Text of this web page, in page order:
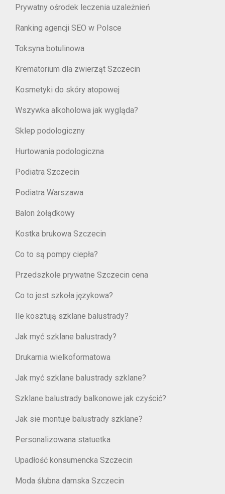
Prywatny ośrodek leczenia uzależnień
Ranking agencji SEO w Polsce
Toksyna botulinowa
Krematorium dla zwierząt Szczecin
Kosmetyki do skóry atopowej
Wszywka alkoholowa jak wygląda?
Sklep podologiczny
Hurtowania podologiczna
Podiatra Szczecin
Podiatra Warszawa
Balon żołądkowy
Kostka brukowa Szczecin
Co to są pompy ciepła?
Przedszkole prywatne Szczecin cena
Co to jest szkoła językowa?
Ile kosztują szklane balustrady?
Jak myć szklane balustrady?
Drukarnia wielkoformatowa
Jak myć szklane balustrady szklane?
Szklane balustrady balkonowe jak czyścić?
Jak sie montuje balustrady szklane?
Personalizowana statuetka
Upadłość konsumencka Szczecin
Moda ślubna damska Szczecin